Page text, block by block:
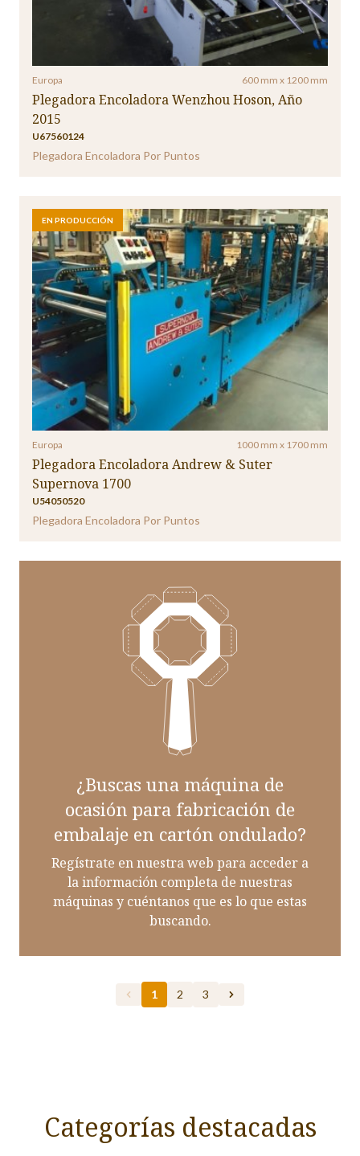
Europa 600 mm x 1200 mm
Plegadora Encoladora Wenzhou Hoson, Año
2015
U67560124
Plegadora Encoladora Por Puntos
EN PRODUCCIÓN
Europa 1000 mm x 1700 mm
Plegadora Encoladora Andrew & Suter
Supernova 1700
U54050520
Plegadora Encoladora Por Puntos
¿Buscas una máquina de
ocasión para fabricación de
embalaje en cartón ondulado?
Regístrate en nuestra web para acceder a
la información completa de nuestras
máquinas y cuéntanos que es lo que estas
buscando.
1 2 3
Categorías destacadas